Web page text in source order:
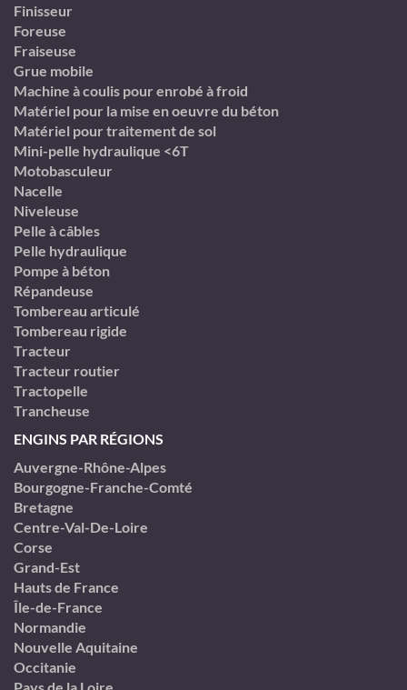
Finisseur
Foreuse
Fraiseuse
Grue mobile
Machine à coulis pour enrobé à froid
Matériel pour la mise en oeuvre du béton
Matériel pour traitement de sol
Mini-pelle hydraulique <6T
Motobasculeur
Nacelle
Niveleuse
Pelle à câbles
Pelle hydraulique
Pompe à béton
Répandeuse
Tombereau articulé
Tombereau rigide
Tracteur
Tracteur routier
Tractopelle
Trancheuse
ENGINS PAR RÉGIONS
Auvergne-Rhône-Alpes
Bourgogne-Franche-Comté
Bretagne
Centre-Val-De-Loire
Corse
Grand-Est
Hauts de France
Île-de-France
Normandie
Nouvelle Aquitaine
Occitanie